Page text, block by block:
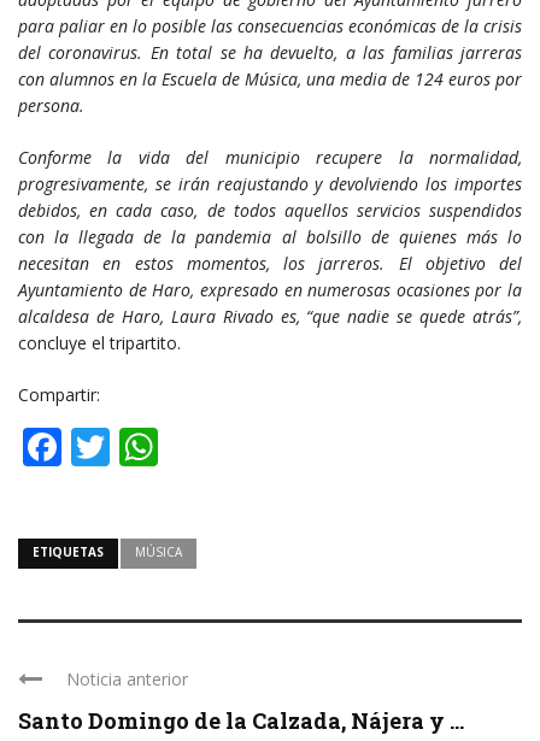
para paliar en lo posible las consecuencias económicas de la crisis
del coronavirus. En total se ha devuelto, a las familias jarreras
con alumnos en la Escuela de Música, una media de 124 euros por
persona.
Conforme la vida del municipio recupere la normalidad,
progresivamente, se irán reajustando y devolviendo los importes
debidos, en cada caso, de todos aquellos servicios suspendidos
con la llegada de la pandemia al bolsillo de quienes más lo
necesitan en estos momentos, los jarreros. El objetivo del
Ayuntamiento de Haro, expresado en numerosas ocasiones por la
alcaldesa de Haro, Laura Rivado es, “que nadie se quede atrás”,
concluye el tripartito.
Compartir:
Facebook
Twitter
ETIQUETAS MÚSICA
Noticia anterior
Santo Domingo de la Calzada, Nájera y ...